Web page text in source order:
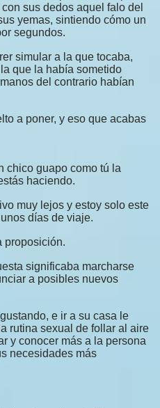
sus dedos aquel falo del
yemas, sintiendo cómo un
segundos.
simular a la que tocaba,
que la había sometido
del contrario habían
a poner, y eso que acabas
chico guapo como tú la
haciendo.
muy lejos y estoy solo este
días de viaje.
proposición.
significaba marcharse
a posibles nuevos
e ir a su casa le
rutina sexual de follar al aire
y conocer más a la persona
necesidades más